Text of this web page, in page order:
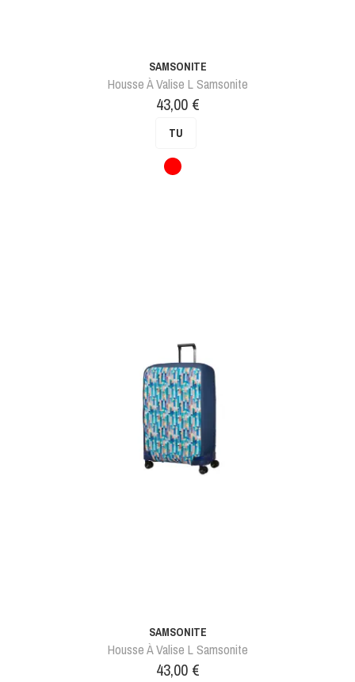
SAMSONITE
Housse À Valise L Samsonite
Prix
43,00 €
TU
Rouge
SAMSONITE
Housse À Valise L Samsonite
Prix
43,00 €